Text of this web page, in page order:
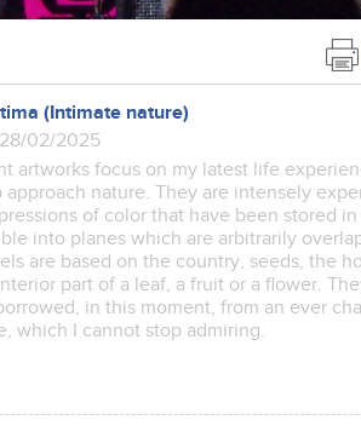
(Intimate nature)
02/2025
artworks focus on my latest life
approach nature. They are intensely
of color that have been stored
into planes which are arbitrarily
are based on the country, seeds, the
part of a leaf, a fruit or a flower.
in this moment, from an ever
which I cannot stop admiring.